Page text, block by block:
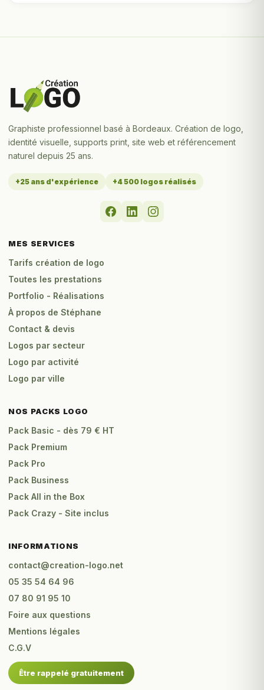
Graphiste professionnel basé à Bordeaux. Création de logo,
identité visuelle, supports print, site web et référencement
naturel depuis 25 ans.
+25 ans d'expérience +4 500 logos réalisés
MES SERVICES
Tarifs création de logo
Toutes les prestations
Portfolio - Réalisations
À propos de Stéphane
Contact & devis
Logos par secteur
Logo par activité
Logo par ville
NOS PACKS LOGO
Pack Basic - dès 79 € HT
Pack Premium
Pack Pro
Pack Business
Pack All in the Box
Pack Crazy - Site inclus
INFORMATIONS
contact@creation-logo.net
05 35 54 64 96
07 80 91 95 10
Foire aux questions
Mentions légales
C.G.V
Être rappelé gratuitement